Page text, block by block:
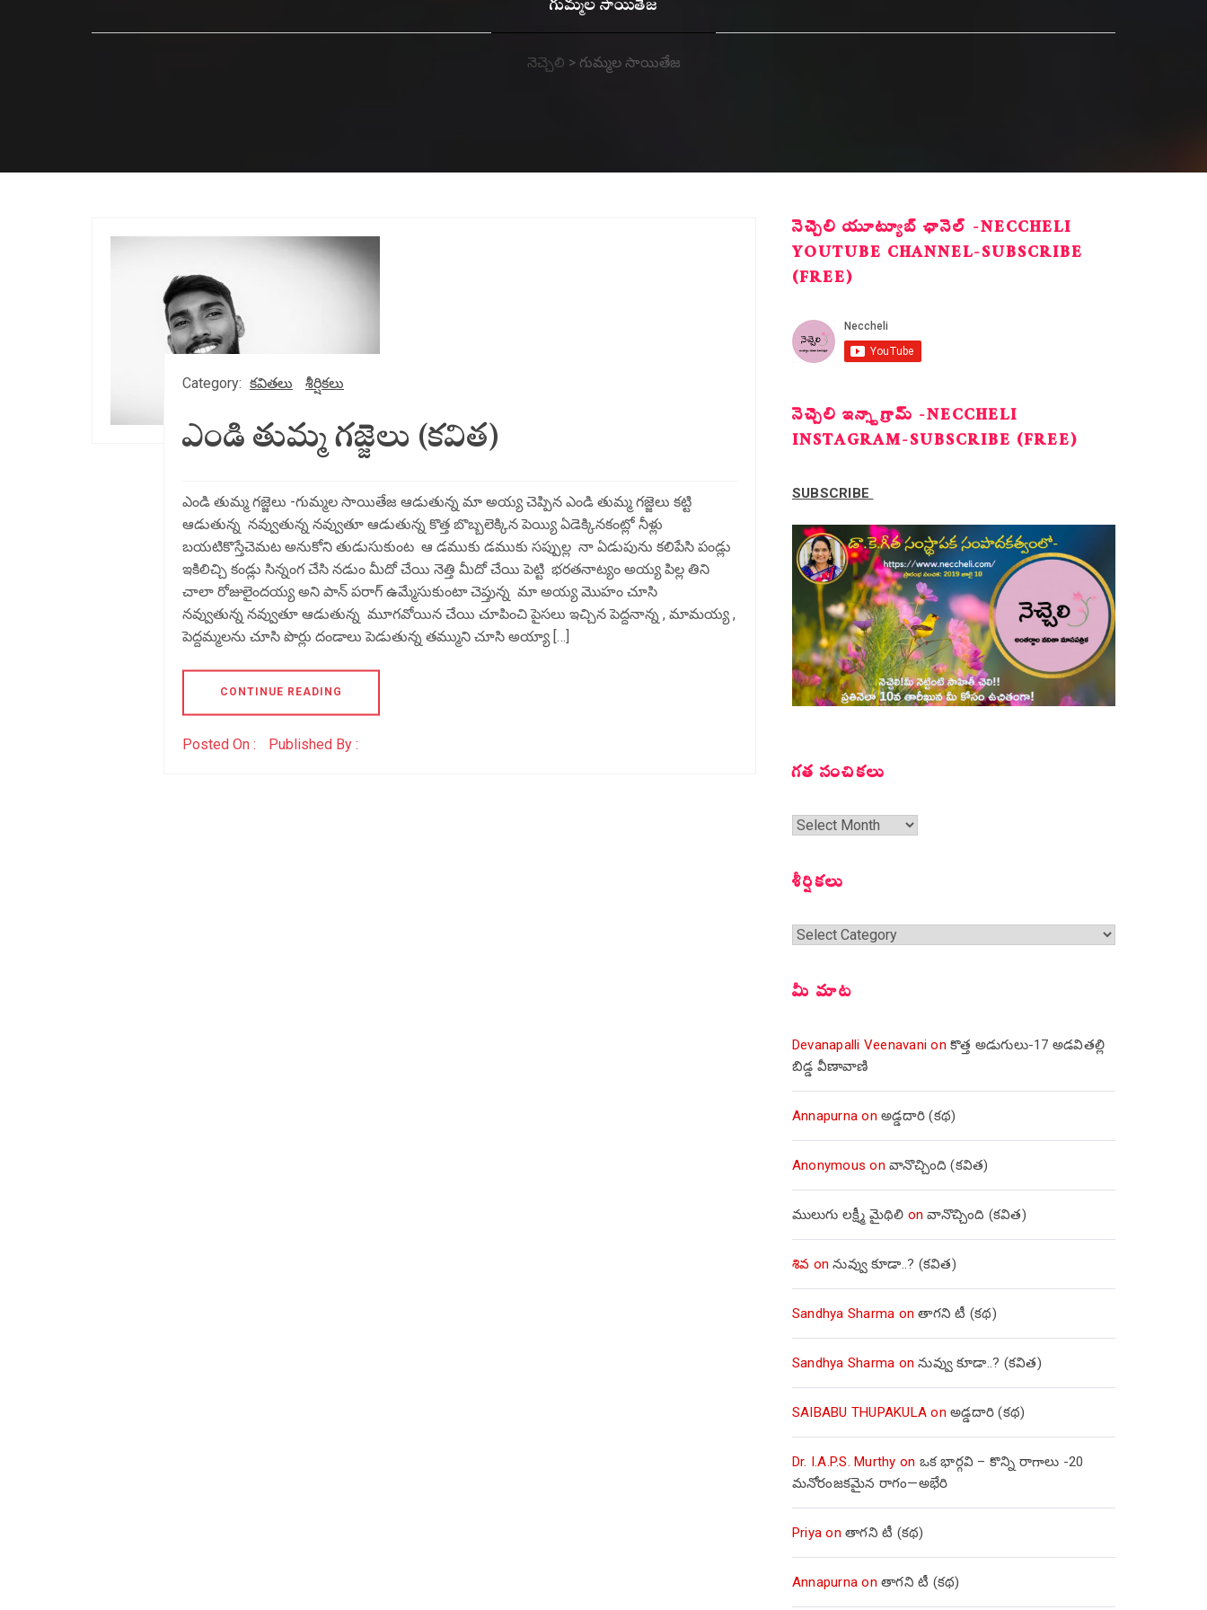
గుమ్మల సాయితేజ
నెచ్చెలి > గుమ్మల సాయితేజ
Category: కవితలు శీర్షికలు
ఎండి తుమ్మ గజ్జెలు (కవిత)
ఎండి తుమ్మ గజ్జెలు -గుమ్మల సాయితేజ ఆడుతున్న మా అయ్య చెప్పిన ఎండి తుమ్మ గజ్జెలు కట్టి
ఆడుతున్న నవ్వుతున్న నవ్వుతూ ఆడుతున్న కొత్త బొబ్బలెక్కిన పెయ్యి ఏడెక్కినకంట్లో నీళ్లు
బయటికొస్తేచెమట అనుకోని తుడుసుకుంట ఆ డముకు డముకు సప్పుల్ల నా ఏడుపును కలిపేసి పండ్లు
ఇకిలిచ్చి కండ్లు సిన్నంగ చేసి నడుం మీదో చేయి నెత్తి మీదో చేయి పెట్టి భరతనాట్యం అయ్య పిల్ల తిని
చాలా రోజులైందయ్య అని పాన్ పరాగ్ ఉమ్మేసుకుంటా చెప్తున్న మా అయ్య మొహం చూసి
నవ్వుతున్న నవ్వుతూ ఆడుతున్న మూగవోయిన చేయి చూపించి పైసలు ఇచ్చిన పెద్దనాన్న , మామయ్య ,
పెద్దమ్మలను చూసి పొర్లు దండాలు పెడుతున్న తమ్ముని చూసి అయ్యా […]
CONTINUE READING
Posted On : Published By :
నెచ్చెలి యూట్యూబ్ ఛానెల్ -NECCHELI
YOUTUBE CHANNEL-SUBSCRIBE
(FREE)
నెచ్చెలి ఇన్స్టాగ్రామ్ -NECCHELI
INSTAGRAM-SUBSCRIBE (FREE)
SUBSCRIBE
గత సంచికలు
గత
శీర్షికలు
శీర్షికలు
మీ మాట
Devanapalli Veenavani onకొత్త అడుగులు-17 అడవితల్లి
బిడ్డ వీణావాణి
Annapurna onఅడ్డదారి (కథ)
Anonymous onవానొచ్చింది (కవిత)
ములుగు లక్ష్మీ మైథిలి onవానొచ్చింది (కవిత)
శివ onనువ్వు కూడా..? (కవిత)
Sandhya Sharma onతాగని టీ (కథ)
Sandhya Sharma onనువ్వు కూడా..? (కవిత)
SAIBABU THUPAKULA onఅడ్డదారి (కథ)
Dr. I.A.P.S. Murthy on ఒక భార్గవి – కొన్ని రాగాలు -20
మనోరంజకమైన రాగం—అభేరి
Priya onతాగని టీ (కథ)
Annapurna onతాగని టీ (కథ)